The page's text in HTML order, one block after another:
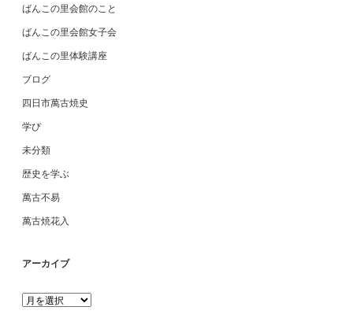
ばんこの里会館のこと
ばんこの里会館女子会
ばんこの里体験講座
ブログ
四日市萬古焼史
学び
未分類
歴史を学ぶ
萬古不易
萬古焼花入
アーカイブ
ア
ー